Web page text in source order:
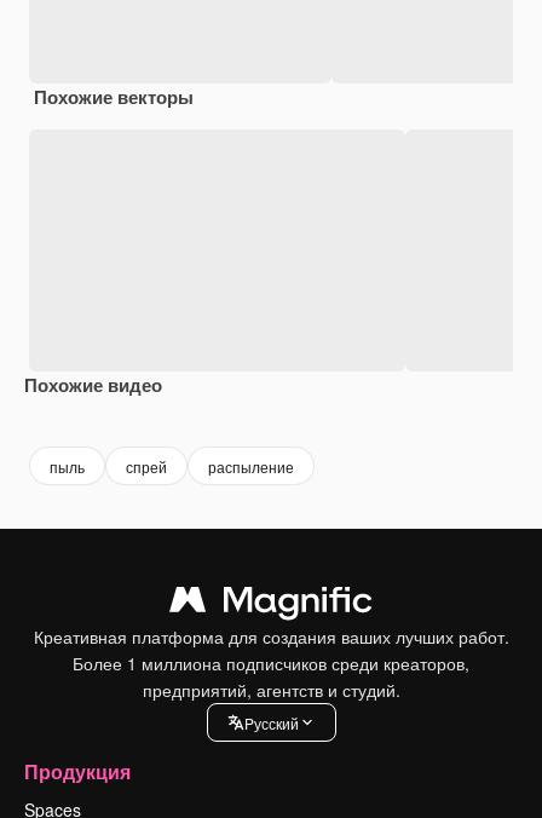
Похожие векторы
Похожие видео
пыль спрей распыление
Креативная платформа для создания ваших лучших работ.
Более 1 миллиона подписчиков среди креаторов,
предприятий, агентств и студий.
Pусский
Продукция
Spaces